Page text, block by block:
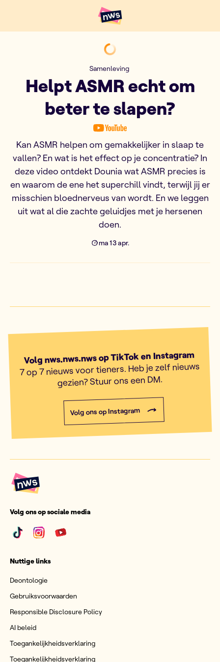
Hoofdpunten VRT NWS
Helpt ASMR echt om beter
Samenleving
Helpt ASMR echt om
beter te slapen?
Kan ASMR helpen om gemakkelijker in slaap te
vallen? En wat is het effect op je concentratie? In
deze video ontdekt Dounia wat ASMR precies is
en waarom de ene het superchill vindt, terwijl jij er
misschien bloednerveus van wordt. En we leggen
uit wat al die zachte geluidjes met je hersenen
doen.
ma 13 apr.
Volg nws.nws.nws op TikTok en Instagram
7 op 7 nieuws voor tieners. Heb je zelf nieuws
gezien? Stuur ons een DM.
Volg ons op Instagram
Volg ons op sociale media
Nuttige links
Deontologie
Gebruiksvoorwaarden
Responsible Disclosure Policy
AI beleid
Toegankelijkheidsverklaring
Toegankelijkheidsverklaring